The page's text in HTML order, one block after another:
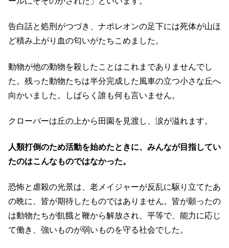
告白話と処刑がつづき、ナポレオンの足下には死体が山ほ
ど積み上がり血の匂いがたちこめました。
動物が他の動物を殺したことはこれまでありませんでし
た。残った動物たちは半分完成した風車の立つ小さな丘へ
向かいました。しばらく誰も何も言いません。
クローバーは丘の上から田園を見渡し、涙が溢れます。
人類打倒のため活動を始めたときに、みんなが目指してい
たのはこんなものではなかった。
恐怖と虐殺の光景は、老メイジャーが反乱に駆り立てたあ
の晩に、皆が期待したものではありません。皆が願ったの
は動物たちが飢餓と鞭から解放され、平等で、能力に応じ
て働き、強いものが弱いものを守る社会でした。